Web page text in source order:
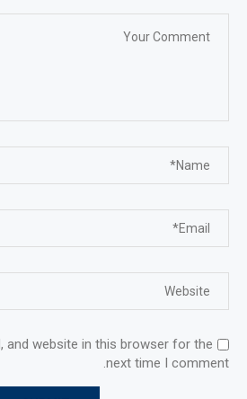
and website in this browser for the
next time I comment.